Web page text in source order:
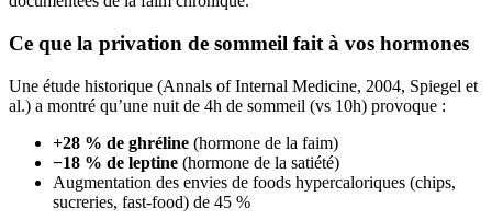
Ce que la privation de sommeil fait à vos hormones
Une étude historique (Annals of Internal Medicine, 2004, Spiegel et
al.) a montré qu’une nuit de 4h de sommeil (vs 10h) provoque :
+28 % de ghréline (hormone de la faim)
−18 % de leptine (hormone de la satiété)
Augmentation des envies de foods hypercaloriques (chips,
sucreries, fast-food) de 45 %